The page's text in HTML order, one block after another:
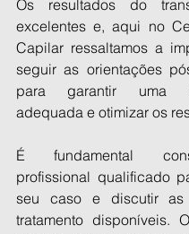
Os resultados do
excelentes e, aqui no
Capilar ressaltamos a
seguir as orientações
para garantir uma
adequada e otimizar os
É fundamental
profissional qualificado
seu caso e discutir
tratamento disponíveis.